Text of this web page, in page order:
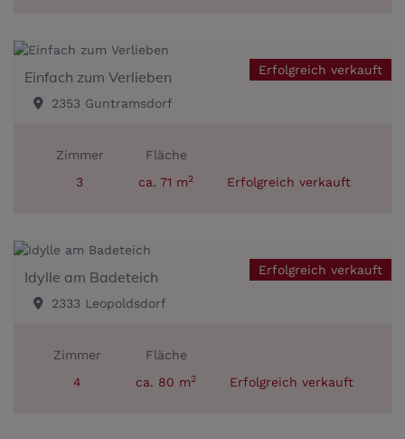
Erfolgreich verkauft
Einfach zum Verlieben
2353 Guntramsdorf
Zimmer
3
Fläche
ca. 71 m2 Erfolgreich verkauft
Erfolgreich verkauft
Idylle am Badeteich
2333 Leopoldsdorf
Zimmer
4
Fläche
ca. 80 m2 Erfolgreich verkauft